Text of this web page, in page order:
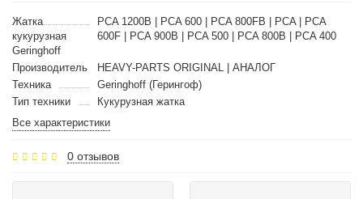
Жатка
кукурузная
Geringhoff
PCA 1200B | PCA 600 | PCA 800FB | PCA | PCA
600F | PCA 900B | PCA 500 | PCA 800B | PCA 400
Производитель
HEAVY-PARTS ORIGINAL | АНАЛОГ
Техника
Geringhoff (Герингоф)
Тип техники
Кукурузная жатка
Все характеристики
0 отзывов